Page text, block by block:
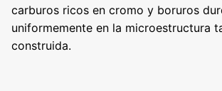
carburos ricos en cromo y boruros
uniformemente en la microestructura
construida.